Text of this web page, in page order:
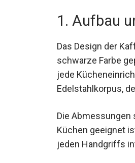
1. Aufbau
Das Design der
schwarze Farbe
jede
Edelstahlkorpus,
Die Abmessungen
Küchen geeignet
jeden Handgriffs